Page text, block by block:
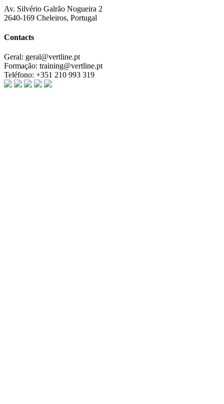
Av. Silvério Galrão Nogueira 2
2640-169 Cheleiros, Portugal
Contacts
Geral: geral@vertline.pt
Formação: training@vertline.pt
Teléfono: +351 210 993 319